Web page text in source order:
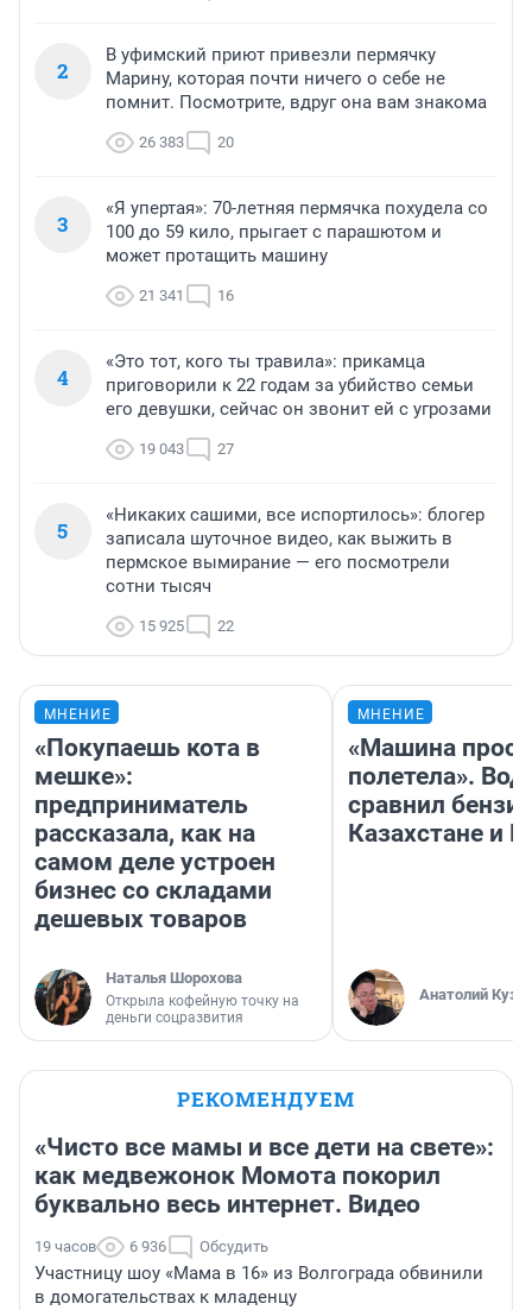
2
В уфимский приют привезли пермячку
Марину, которая почти ничего о себе не
помнит. Посмотрите, вдруг она вам знакома
26 383 20
3
«Я упертая»: 70-летняя пермячка похудела со
100 до 59 кило, прыгает с парашютом и
может протащить машину
21 341 16
4
«Это тот, кого ты травила»: прикамца
приговорили к 22 годам за убийство семьи
его девушки, сейчас он звонит ей с угрозами
19 043 27
5
«Никаких сашими, все испортилось»: блогер
записала шуточное видео, как выжить в
пермское вымирание — его посмотрели
сотни тысяч
15 925 22
МНЕНИЕ
«Покупаешь кота в
мешке»:
предприниматель
рассказала, как на
самом деле устроен
бизнес со складами
дешевых товаров
Наталья Шорохова
Открыла кофейную точку на
деньги соцразвития
МНЕНИЕ
«Машина
полетела».
сравнил
Казахстане и
Анатолий
РЕКОМЕНДУЕМ
«Чисто все мамы и все дети на свете»:
как медвежонок Момота покорил
буквально весь интернет. Видео
19 часов 6 936 Обсудить
Участницу шоу «Мама в 16» из Волгограда обвинили
в домогательствах к младенцу